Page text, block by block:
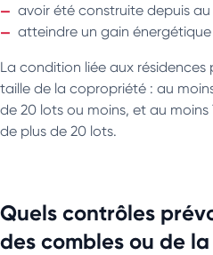
avoir été construite depuis au
atteindre un gain énergétique
La condition liée aux
taille de la copropriété : au
de 20 lots ou moins, et au
de plus de 20 lots.
Quels contrôles
des combles ou de